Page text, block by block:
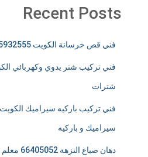
Recent Posts
فني قص خرسانة الكويت 65932555 مقاول قص وفتح كور
شترات
سيراميك و باركيه
دهان صباغ النزهة 66405052 معلم صباغ و تركيب ورق جدران